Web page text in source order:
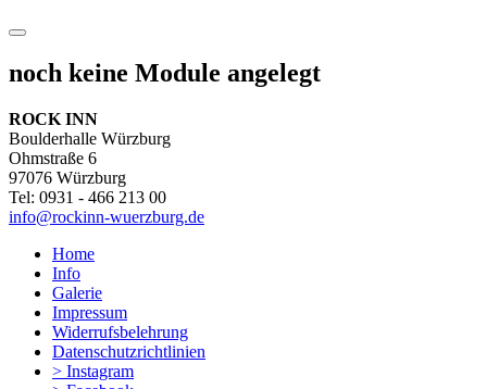
noch keine Module angelegt
ROCK INN
Boulderhalle Würzburg
Ohmstraße 6
97076 Würzburg
Tel: 0931 - 466 213 00
info@rockinn-wuerzburg.de
Home
Info
Galerie
Impressum
Widerrufsbelehrung
Datenschutzrichtlinien
> Instagram